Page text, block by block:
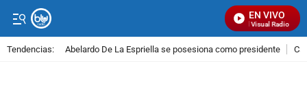
EN VIVO
Señal Visual Radio
Tendencias: Abelardo De La Espriella se posesiona como presidente